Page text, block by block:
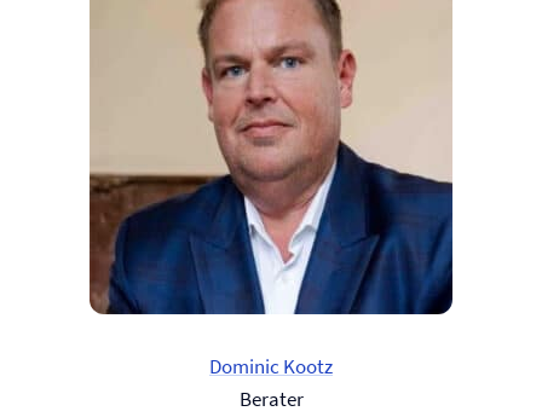
Dominic Kootz
Berater